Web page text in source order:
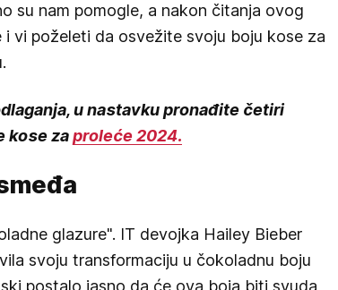
su nam pomogle, a nakon čitanja ovog
vi poželeti da osvežite svoju boju kose za
u nastavku pronađite četiri
kose zaproleće 2024.
glazure". IT devojka Hailey Bieber
svoju transformaciju u čokoladnu boju
postalo jasno da će ova boja biti svuda